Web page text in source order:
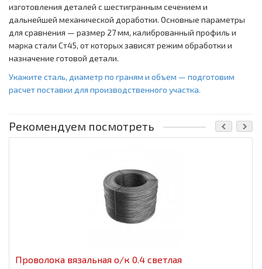
изготовления деталей с шестигранным сечением и
дальнейшей механической доработки. Основные параметры
для сравнения — размер 27 мм, калиброванный профиль и
марка стали Ст45, от которых зависят режим обработки и
назначение готовой детали.
Укажите сталь, диаметр по граням и объем — подготовим
расчет поставки для производственного участка.
Рекомендуем посмотреть
Проволока вязальная о/к 0.4 светлая